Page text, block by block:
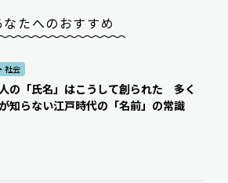
なたへのおすすめ
社会
の「氏名」はこうして創られた 多く
知らない江戸時代の「名前」の常識